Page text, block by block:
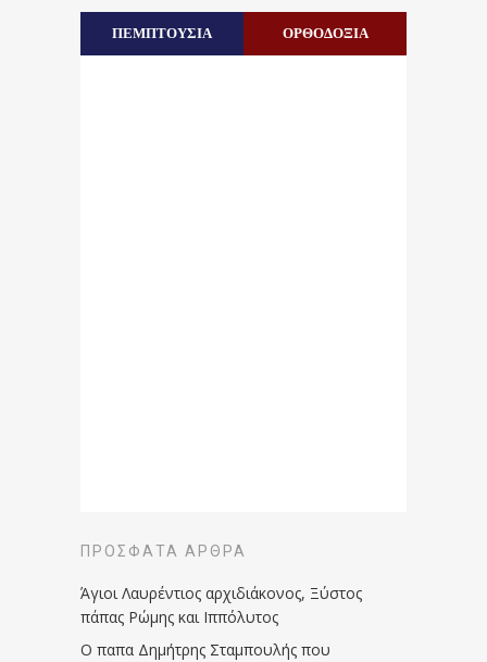
ΠΕΜΠΤΟΥΣΙΑ ΟΡΘΟΔΟΞΙΑ
ΠΡΌΣΦΑΤΑ ΆΡΘΡΑ
Άγιοι Λαυρέντιος αρχιδιάκονος, Ξύστος
πάπας Ρώμης και Ιππόλυτος
Ο παπα Δημήτρης Σταμπουλής που